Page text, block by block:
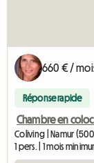
660 € /
Réponse rapide
Chambre en
Coliving | Namur
1 pers. | 1 mois